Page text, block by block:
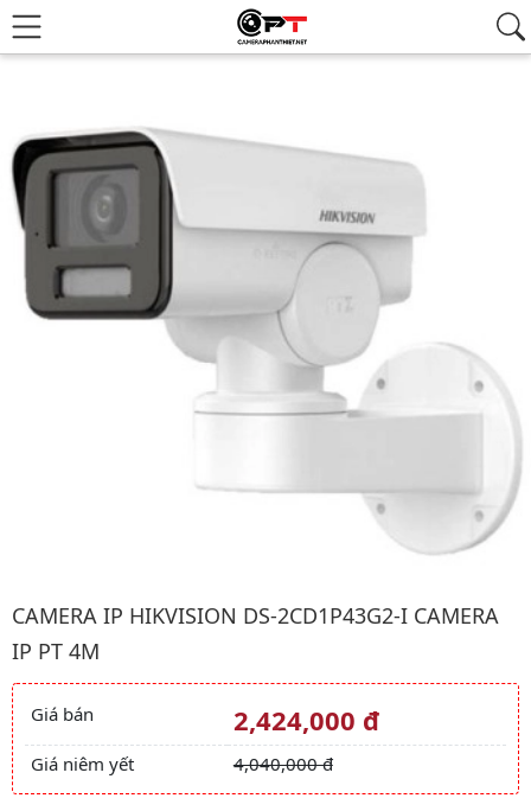
CAMERA IP HIKVISION DS-2CD1P43G2-I CAMERA
IP PT 4M
Giá và khuyến mãi
Giá bán 2,424,000 đ
Giá niêm yết 4,040,000 đ